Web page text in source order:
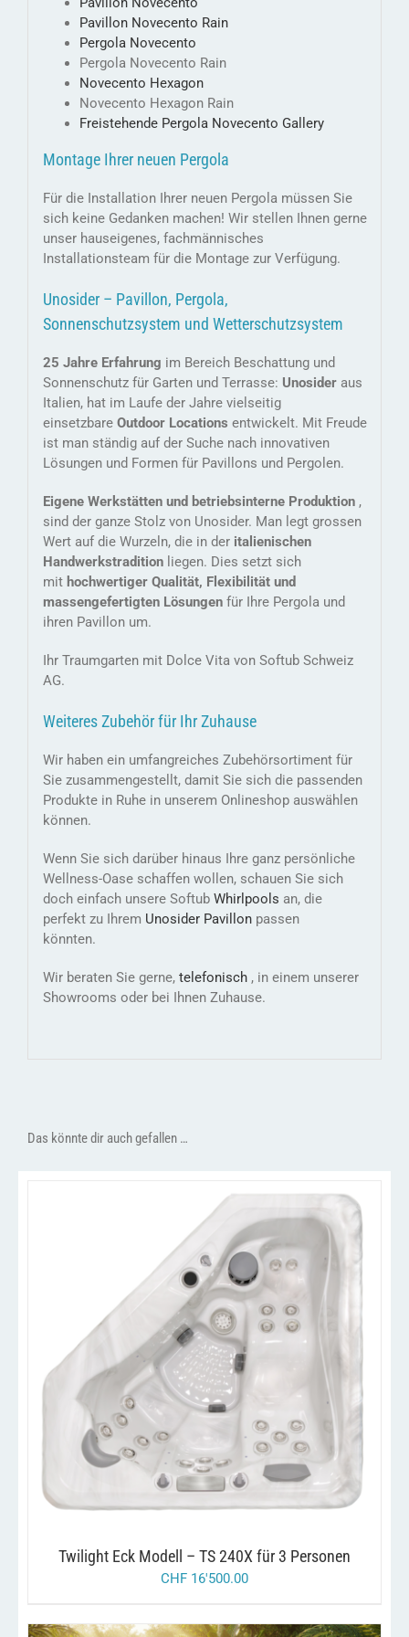
Pavillon Novecento Rain
Pergola Novecento
Pergola Novecento Rain
Novecento Hexagon
Novecento Hexagon Rain
Freistehende Pergola Novecento Gallery
Montage Ihrer neuen Pergola
Für die Installation Ihrer neuen Pergola müssen Sie
sich keine Gedanken machen! Wir stellen Ihnen gerne
unser hauseigenes, fachmännisches
Installationsteam für die Montage zur Verfügung.
Unosider – Pavillon, Pergola,
Sonnenschutzsystem und Wetterschutzsystem
25 Jahre Erfahrung im Bereich Beschattung und
Sonnenschutz für Garten und Terrasse: Unosideraus
Italien, hat im Laufe der Jahre vielseitig
einsetzbare Outdoor Locations entwickelt. Mit Freude
ist man ständig auf der Suche nach innovativen
Lösungen und Formen für Pavillons und Pergolen.
Eigene Werkstätten und betriebsinterne Produktion,
sind der ganze Stolz von Unosider. Man legt grossen
Wert auf die Wurzeln, die in der italienischen
Handwerkstraditionliegen. Dies setzt sich
mit hochwertiger Qualität, Flexibilität und
massengefertigten Lösungenfür Ihre Pergola und
ihren Pavillon um.
Ihr Traumgarten mit Dolce Vita von Softub Schweiz
AG.
Weiteres Zubehör für Ihr Zuhause
Wir haben ein umfangreiches Zubehörsortiment für
Sie zusammengestellt, damit Sie sich die passenden
Produkte in Ruhe in unserem Onlineshop auswählen
können.
Wenn Sie sich darüber hinaus Ihre ganz persönliche
Wellness-Oase schaffen wollen, schauen Sie sich
doch einfach unsere Softub Whirlpools an, die
perfekt zu Ihrem Unosider Pavillonpassen
könnten.
Wir beraten Sie gerne, telefonisch, in einem unserer
Showrooms oder bei Ihnen Zuhause.
Das könnte dir auch gefallen …
AUSFÜHRUNG WÄHLEN
DIESES
PRODUKT
WEIST
MEHRERE
VARIANTEN
AUF.
DIE
OPTIONEN
KÖNNEN
AUF
GEWÄHLT
/
Twilight Eck Modell – TS 240X für 3 Personen
CHF 16'500.00